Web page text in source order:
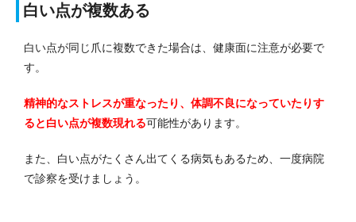
白い点が複数ある
白い点が同じ爪に複数できた場合は、健康面に注意が必要で
す。
精神的なストレスが重なったり、体調不良になっていたりす
ると白い点が複数現れる可能性があります。
また、白い点がたくさん出てくる病気もあるため、一度病院
で診察を受けましょう。